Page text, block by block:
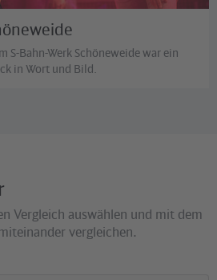
S-Bahn-Werk Schöneweide war ein
in Wort und Bild.
Vergleich auswählen und mit dem
vergleichen.